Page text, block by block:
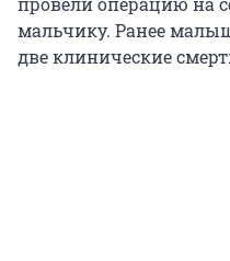
мальчику. Ранее
две клинические